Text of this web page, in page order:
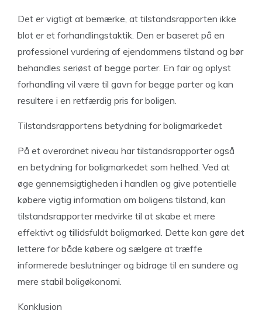
Det er vigtigt at bemærke, at tilstandsrapporten ikke
blot er et forhandlingstaktik. Den er baseret på en
professionel vurdering af ejendommens tilstand og bør
behandles seriøst af begge parter. En fair og oplyst
forhandling vil være til gavn for begge parter og kan
resultere i en retfærdig pris for boligen.
Tilstandsrapportens betydning for boligmarkedet
På et overordnet niveau har tilstandsrapporter også
en betydning for boligmarkedet som helhed. Ved at
øge gennemsigtigheden i handlen og give potentielle
købere vigtig information om boligens tilstand, kan
tilstandsrapporter medvirke til at skabe et mere
effektivt og tillidsfuldt boligmarked. Dette kan gøre det
lettere for både købere og sælgere at træffe
informerede beslutninger og bidrage til en sundere og
mere stabil boligøkonomi.
Konklusion